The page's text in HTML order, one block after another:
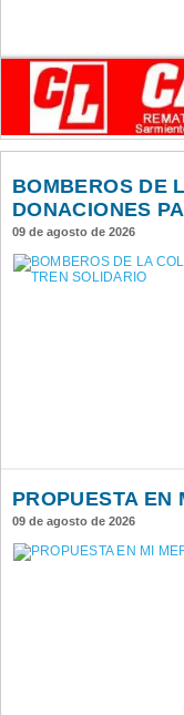
BOMBEROS DE
DONACIONES
09 de agosto de 2026
PROPUESTA EN
09 de agosto de 2026